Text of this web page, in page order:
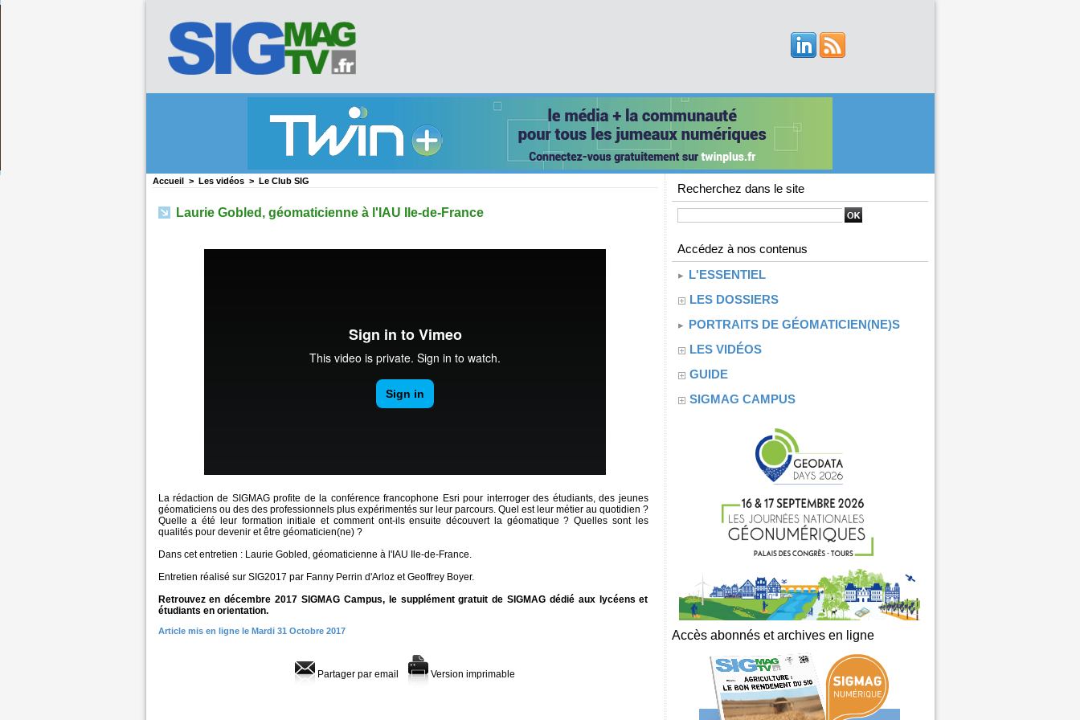
Accueil > Les vidéos > Le Club SIG
Laurie Gobled, géomaticienne à l'IAU Ile-de-France
La rédaction de SIGMAG profite de la conférence francophone Esri pour interroger des étudiants, des jeunes
géomaticiens ou des des professionnels plus expérimentés sur leur parcours. Quel est leur métier au quotidien ?
Quelle a été leur formation initiale et comment ont-ils ensuite découvert la géomatique ? Quelles sont les
qualités pour devenir et être géomaticien(ne) ?
Dans cet entretien : Laurie Gobled, géomaticienne à l'IAU Ile-de-France.
Entretien réalisé sur SIG2017 par Fanny Perrin d'Arloz et Geoffrey Boyer.
Retrouvez en décembre 2017 SIGMAG Campus, le supplément gratuit de SIGMAG dédié aux lycéens et
étudiants en orientation.
Article mis en ligne le Mardi 31 Octobre 2017
Partager par email Version imprimable
Recherchez dans le site
Accédez à nos contenus
L'ESSENTIEL
LES DOSSIERS
PORTRAITS DE GÉOMATICIEN(NE)S
LES VIDÉOS
GUIDE
SIGMAG CAMPUS
Accès abonnés et archives en ligne